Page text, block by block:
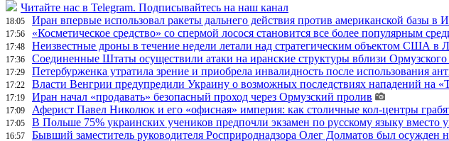
Читайте нас в Telegram. Подписывайтесь на наш канал
18:05 Иран впервые использовал ракеты дальнего действия против американской базы в
17:56 «Косметическое средство» со спермой лосося становится все более популярным
17:48 Неизвестные дроны в течение недели летали над стратегическим объектом США в
17:36 Соединенные Штаты осуществили атаки на иранские структуры вблизи Ормузского
17:29 Петербурженка утратила зрение и приобрела инвалидность после использования
17:22 Власти Венгрии предупредили Украину о возможных последствиях нападений на
17:19 Иран начал «продавать» безопасный проход через Ормузский пролив
17:09 Аферист Павел Николюк и его «офисная» империя: как столичные кол-центры
17:05 В Польше 75% украинских учеников предпочли экзамен по русскому языку вместо
16:57 Бывший заместитель руководителя Росприроднадзора Олег Долматов был осужден